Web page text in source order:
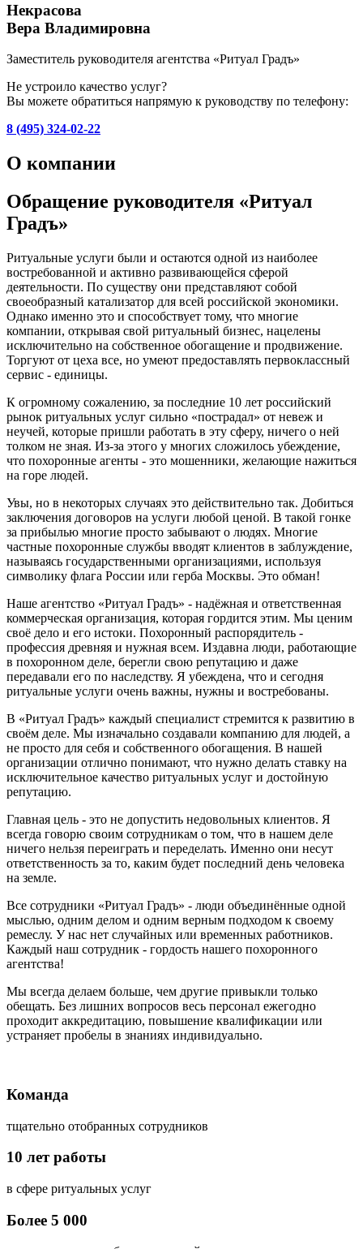
Некрасова
Вера Владимировна
Заместитель руководителя агентства «Ритуал Градъ»
Не устроило качество услуг?
Вы можете обратиться напрямую к руководству по телефону:
8 (495) 324-02-22
О компании
Обращение руководителя «Ритуал
Градъ»
Ритуальные услуги были и остаются одной из наиболее
востребованной и активно развивающейся сферой
деятельности. По существу они представляют собой
своеобразный катализатор для всей российской экономики.
Однако именно это и способствует тому, что многие
компании, открывая свой ритуальный бизнес, нацелены
исключительно на собственное обогащение и продвижение.
Торгуют от цеха все, но умеют предоставлять первоклассный
сервис - единицы.
К огромному сожалению, за последние 10 лет российский
рынок ритуальных услуг сильно «пострадал» от невеж и
неучей, которые пришли работать в эту сферу, ничего о ней
толком не зная. Из-за этого у многих сложилось убеждение,
что похоронные агенты - это мошенники, желающие нажиться
на горе людей.
Увы, но в некоторых случаях это действительно так. Добиться
заключения договоров на услуги любой ценой. В такой гонке
за прибылью многие просто забывают о людях. Многие
частные похоронные службы вводят клиентов в заблуждение,
называясь государственными организациями, используя
символику флага России или герба Москвы. Это обман!
Наше агентство «Ритуал Градъ» - надёжная и ответственная
коммерческая организация, которая гордится этим. Мы ценим
своё дело и его истоки. Похоронный распорядитель -
профессия древняя и нужная всем. Издавна люди, работающие
в похоронном деле, берегли свою репутацию и даже
передавали его по наследству. Я убеждена, что и сегодня
ритуальные услуги очень важны, нужны и востребованы.
В «Ритуал Градъ» каждый специалист стремится к развитию в
своём деле. Мы изначально создавали компанию для людей, а
не просто для себя и собственного обогащения. В нашей
организации отлично понимают, что нужно делать ставку на
исключительное качество ритуальных услуг и достойную
репутацию.
Главная цель - это не допустить недовольных клиентов. Я
всегда говорю своим сотрудникам о том, что в нашем деле
ничего нельзя переиграть и переделать. Именно они несут
ответственность за то, каким будет последний день человека
на земле.
Все сотрудники «Ритуал Градъ» - люди объединённые одной
мыслью, одним делом и одним верным подходом к своему
ремеслу. У нас нет случайных или временных работников.
Каждый наш сотрудник - гордость нашего похоронного
агентства!
Мы всегда делаем больше, чем другие привыкли только
обещать. Без лишних вопросов весь персонал ежегодно
проходит аккредитацию, повышение квалификации или
устраняет пробелы в знаниях индивидуально.
Команда
тщательно отобранных сотрудников
10 летработы
в сфере ритуальных услуг
Более 5 000